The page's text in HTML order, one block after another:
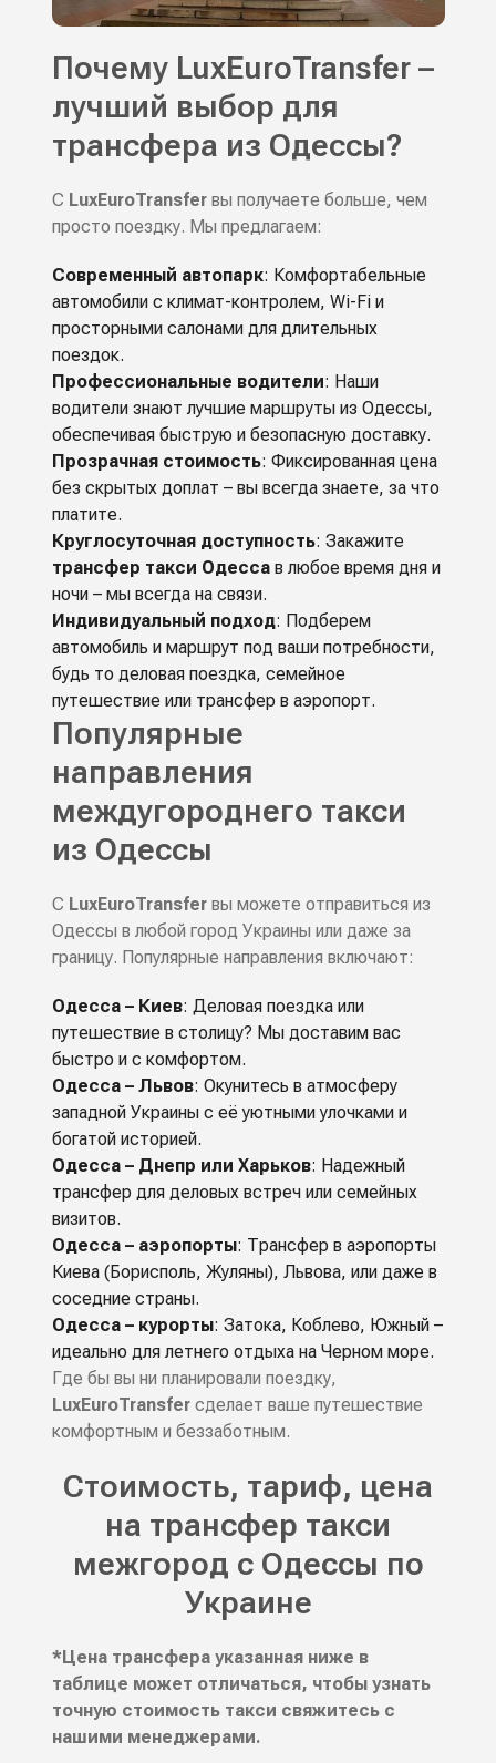
Почему LuxEuroTransfer –
лучший выбор для
трансфера из Одессы?
С LuxEuroTransferвы получаете больше, чем
просто поездку. Мы предлагаем:
Современный автопарк: Комфортабельные
автомобили с климат-контролем, Wi-Fi и
просторными салонами для длительных
поездок.
Профессиональные водители: Наши
водители знают лучшие маршруты из Одессы,
обеспечивая быструю и безопасную доставку.
Прозрачная стоимость: Фиксированная цена
без скрытых доплат – вы всегда знаете, за что
платите.
Круглосуточная доступность: Закажите
трансфер такси Одессав любое время дня и
ночи – мы всегда на связи.
Индивидуальный подход: Подберем
автомобиль и маршрут под ваши потребности,
будь то деловая поездка, семейное
путешествие или трансфер в аэропорт.
Популярные
направления
междугороднего такси
из Одессы
С LuxEuroTransferвы можете отправиться из
Одессы в любой город Украины или даже за
границу. Популярные направления включают:
Одесса – Киев: Деловая поездка или
путешествие в столицу? Мы доставим вас
быстро и с комфортом.
Одесса – Львов: Окунитесь в атмосферу
западной Украины с её уютными улочками и
богатой историей.
Одесса – Днепр или Харьков: Надежный
трансфер для деловых встреч или семейных
визитов.
Одесса – аэропорты: Трансфер в аэропорты
Киева (Борисполь, Жуляны), Львова, или даже в
соседние страны.
Одесса – курорты: Затока, Коблево, Южный –
идеально для летнего отдыха на Черном море.
Где бы вы ни планировали поездку,
LuxEuroTransferсделает ваше путешествие
комфортным и беззаботным.
Стоимость, тариф, цена
на трансфер такси
межгород с Одессы по
Украине
*Цена трансфера указанная ниже в
таблице может отличаться, чтобы узнать
точную стоимость такси свяжитесь с
нашими менеджерами.